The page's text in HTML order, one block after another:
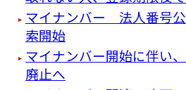
マイナンバー 法人番号
索開始
マイナンバー開始に伴い
廃止へ